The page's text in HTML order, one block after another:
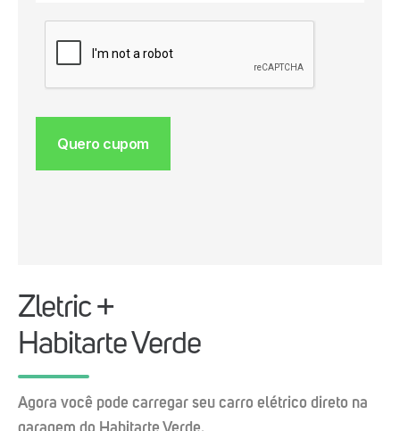
Zletric +
Habitarte Verde
Agora você pode carregar seu carro elétrico direto na